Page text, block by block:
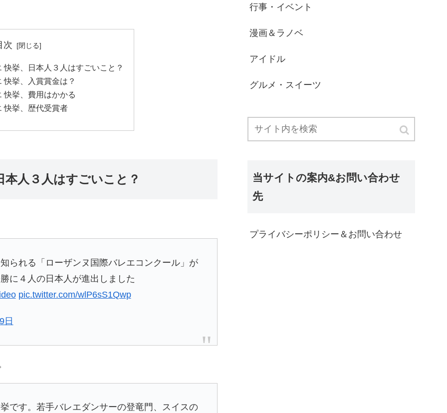
次
挙、日本人３人はすごいこと？
挙、入賞賞金は？
快挙、費用はかかる
快挙、歴代受賞者
人３人はすごいこと？
られる「ローザンヌ国際バレエコンクール」が
に４人の日本人が進出しました
pic.twitter.com/wlP6sS1Qwp
日
す。若手バレエダンサーの登竜門、スイスの
行事・イベント
漫画＆ラノベ
アイドル
グルメ・スイーツ
当サイトの案内&お問い合わせ
先
プライバシーポリシー＆お問い合わせ